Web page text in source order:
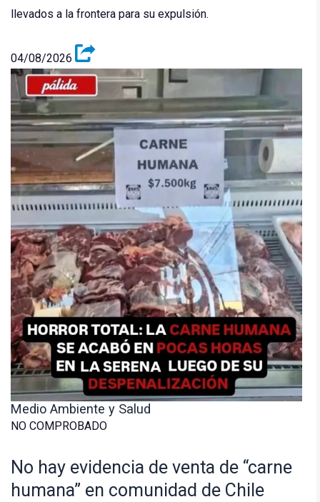
llevados a la frontera para su expulsión.
04/08/2026
Medio Ambiente y Salud
NO COMPROBADO
No hay evidencia de venta de “carne
humana” en comunidad de Chile